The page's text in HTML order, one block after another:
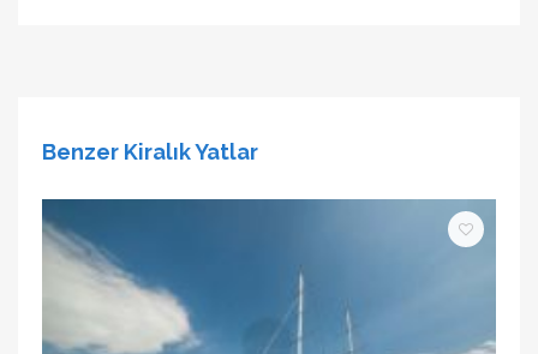
Benzer Kiralık Yatlar